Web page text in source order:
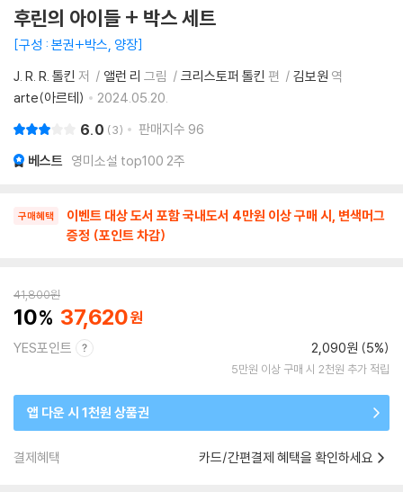
후린의 아이들 + 박스 세트
구성 : 본권+박스, 양장
J. R. R. 톨킨 저 앨런 리 그림 크리스토퍼 톨킨 편 김보원 역
arte(아르테)
2024.05.20.
6.0 3 판매지수 96
베스트 영미소설 top100 2주
구매혜택
이벤트 대상 도서 포함 국내도서 4만원 이상 구매 시, 변색머그
증정 (포인트 차감)
41,800원
10 37,620
YES포인트 2,090원 (5%)
5만원 이상 구매 시 2천원 추가 적립
앱 다운 시 1천원 상품권
결제혜택 카드/간편결제 혜택을 확인하세요